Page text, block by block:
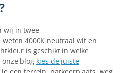
wij in twee
4000K neutraal wit en
is geschikt in welke
blog kies de juiste